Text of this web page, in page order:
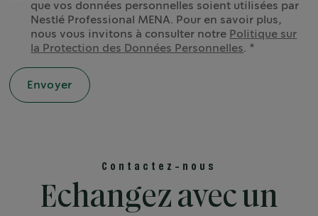
que vos données personnelles soient utilisées par
Nestlé Professional MENA. Pour en savoir plus,
nous vous invitons à consulter notre Politique sur
la Protection des Données Personnelles.
Contactez-nous
Echangez avec un